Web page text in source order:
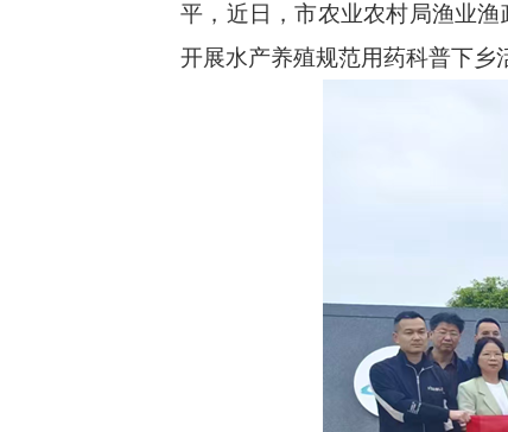
平，近日，市农业农村局渔业
开展水产养殖规范用药科普下乡